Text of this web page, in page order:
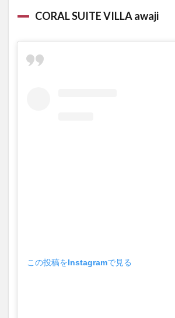
CORAL SUITE VILLA awaji
この投稿をInstagramで見る